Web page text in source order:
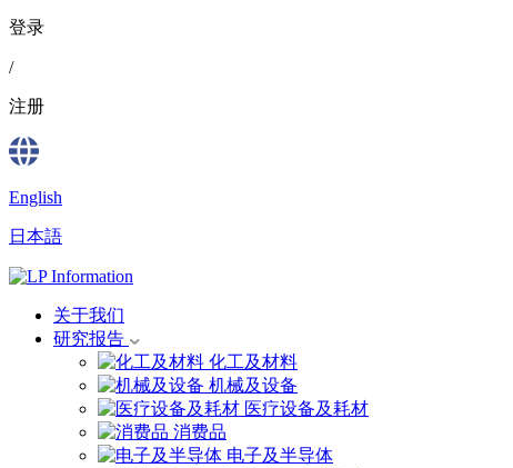
登录
/
注册
English
日本語
关于我们
研究报告
化工及材料
机械及设备
医疗设备及耗材
消费品
电子及半导体